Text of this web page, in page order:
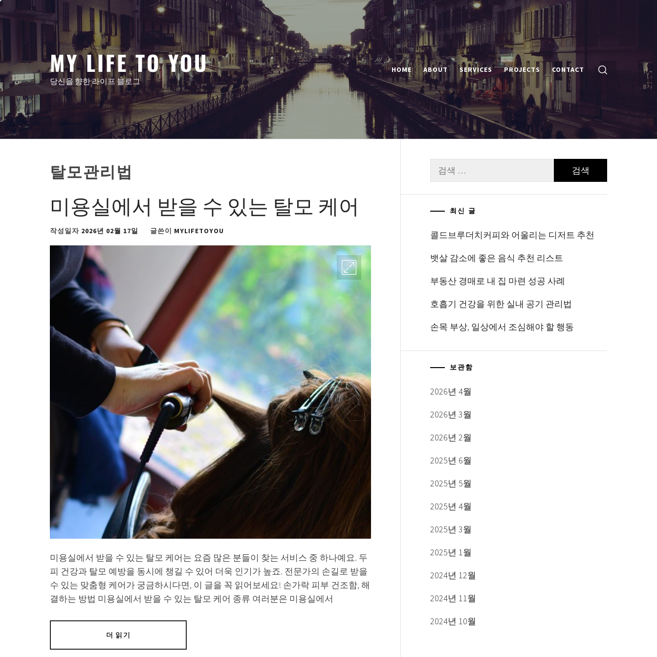
콘
텐
로
너
뛰
기
MY LIFE TO YOU
당신을 향한 라이프 블로그
HOME ABOUT SERVICES PROJECTS CONTACT
탈모관리법
미용실에서 받을 수 있는 탈모 케어
작성일자 2026년 02월 17일 글쓴이 MYLIFETOYOU
미용실에서 받을 수 있는 탈모 케어는 요즘 많은 분들이 찾는 서비스 중 하나예요. 두
피 건강과 탈모 예방을 동시에 챙길 수 있어 더욱 인기가 높죠. 전문가의 손길로 받을
수 있는 맞춤형 케어가 궁금하시다면, 이 글을 꼭 읽어보세요! 손가락 피부 건조함, 해
결하는 방법 미용실에서 받을 수 있는 탈모 케어 종류 여러분은 미용실에서
더 읽기
색:
최신 글
콜드브루더치커피와 어울리는 디저트 추천
뱃살 감소에 좋은 음식 추천 리스트
부동산 경매로 내 집 마련 성공 사례
호흡기 건강을 위한 실내 공기 관리법
손목 부상, 일상에서 조심해야 할 행동
보관함
2026년 4월
2026년 3월
2026년 2월
2025년 6월
2025년 5월
2025년 4월
2025년 3월
2025년 1월
2024년 12월
2024년 11월
2024년 10월